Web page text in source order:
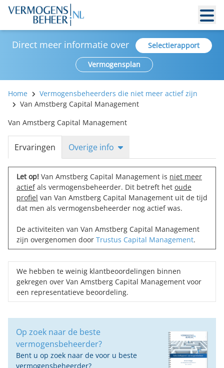
Direct meer informatie over
Selectierapport
Vermogensplan
Home
Vermogensbeheerders die niet meer actief zijn
Van Amstberg Capital Management
Van Amstberg Capital Management
Ervaringen Overige info
Let op! Van Amstberg Capital Management is niet meer
actiefals vermogensbeheerder. Dit betreft het oude
profiel van Van Amstberg Capital Management uit de tijd
dat men als vermogensbeheerder nog actief was.
De activiteiten van Van Amstberg Capital Management
zijn overgenomen door Trustus Capital Management.
We hebben te weinig klantbeoordelingen binnen
gekregen over Van Amstberg Capital Management voor
een representatieve beoordeling.
Op zoek naar de beste
vermogensbeheerder?
Bent u op zoek naar de voor u beste
vermogensbeheerder?